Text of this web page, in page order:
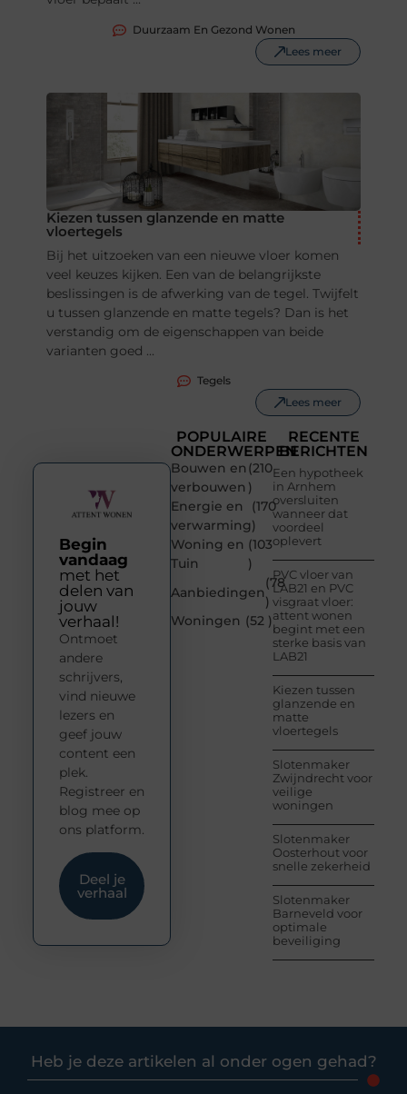
Duurzaam En Gezond Wonen
Lees meer
Kiezen tussen glanzende en matte
vloertegels
Bij het uitzoeken van een nieuwe vloer komen
veel keuzes kijken. Een van de belangrijkste
beslissingen is de afwerking van de tegel. Twijfelt
u tussen glanzende en matte tegels? Dan is het
verstandig om de eigenschappen van beide
varianten goed ...
Tegels
Lees meer
POPULAIRE
ONDERWERPEN
Bouwen en
verbouwen
(210
)
Energie en
verwarming
(170
)
Woning en
Tuin
(103
)
Aanbiedingen
(78
)
Woningen (52 )
RECENTE
BERICHTEN
Een hypotheek
in Arnhem
oversluiten
wanneer dat
voordeel
oplevert
PVC vloer van
LAB21 en PVC
visgraat vloer:
attent wonen
begint met een
sterke basis van
LAB21
Kiezen tussen
glanzende en
matte
vloertegels
Slotenmaker
Zwijndrecht voor
veilige
woningen
Slotenmaker
Oosterhout voor
snelle zekerheid
Slotenmaker
Barneveld voor
optimale
beveiliging
Begin
vandaag
met het
delen van
jouw
verhaal!
Ontmoet
andere
schrijvers,
vind nieuwe
lezers en
geef jouw
content een
plek.
Registreer en
blog mee op
ons platform.
Deel je
verhaal
Heb je deze artikelen al onder ogen gehad?